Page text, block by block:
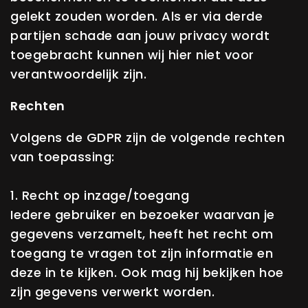
gelekt zouden worden. Als er via derde
partijen schade aan jouw privacy wordt
toegebracht kunnen wij hier niet voor
verantwoordelijk zijn.
Rechten
Volgens de GDPR zijn de volgende rechten
van toepassing:
1. Recht op inzage/toegang
Iedere gebruiker en bezoeker waarvan je
gegevens verzamelt, heeft het recht om
toegang te vragen tot zijn informatie en
deze in te kijken. Ook mag hij bekijken hoe
zijn gegevens verwerkt worden.